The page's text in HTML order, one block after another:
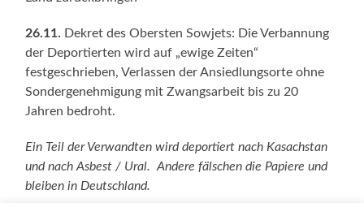
26.11. Dekret des Obersten Sowjets: Die Verbannung
der Deportierten wird auf „ewige Zeiten“
festgeschrieben, Verlassen der Ansiedlungsorte ohne
Sondergenehmigung mit Zwangsarbeit bis zu 20
Jahren bedroht.
Ein Teil der Verwandten wird deportiert nach Kasachstan
und nach Asbest / Ural. Andere fälschen die Papiere und
bleiben in Deutschland.